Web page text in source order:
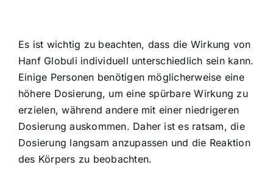
Es ist wichtig zu beachten, dass die Wirkung von
Hanf Globuli individuell unterschiedlich sein kann.
Einige Personen benötigen möglicherweise eine
höhere Dosierung, um eine spürbare Wirkung zu
erzielen, während andere mit einer niedrigeren
Dosierung auskommen. Daher ist es ratsam, die
Dosierung langsam anzupassen und die Reaktion
des Körpers zu beobachten.